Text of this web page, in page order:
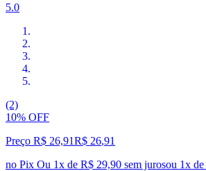
5.0
(2)
10% OFF
Preço R$ 26,91R$ 26,91
no Pix Ou 1x de R$ 29,90 sem jurosou 1x de